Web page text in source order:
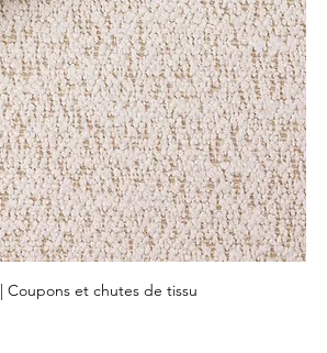
Coupons et chutes de tissu